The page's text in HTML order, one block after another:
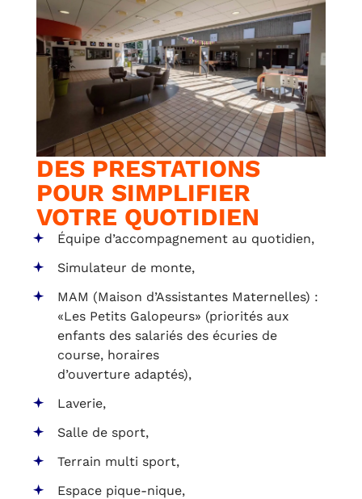
DES PRESTATIONS
POUR SIMPLIFIER
VOTRE QUOTIDIEN
Équipe d’accompagnement au quotidien,
Simulateur de monte,
MAM (Maison d’Assistantes Maternelles) :
«Les Petits Galopeurs» (priorités aux
enfants des salariés des écuries de
course, horaires
d’ouverture adaptés),
Laverie,
Salle de sport,
Terrain multi sport,
Espace pique-nique,